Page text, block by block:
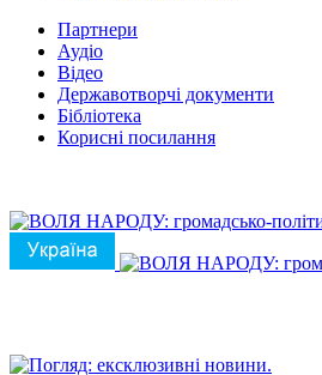
Партнери
Аудіо
Відео
Державотворчі документи
Бібліотека
Корисні посилання